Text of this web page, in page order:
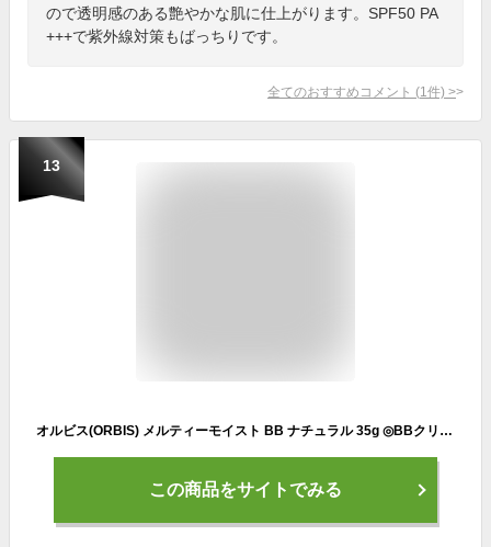
ので透明感のある艶やかな肌に仕上がります。SPF50 PA
+++で紫外線対策もばっちりです。
全てのおすすめコメント (1 件) >
13
オルビス(ORBIS) メルティーモイスト BB ナチュラル 35g ◎BBクリーム◎
この商品をサイトでみる